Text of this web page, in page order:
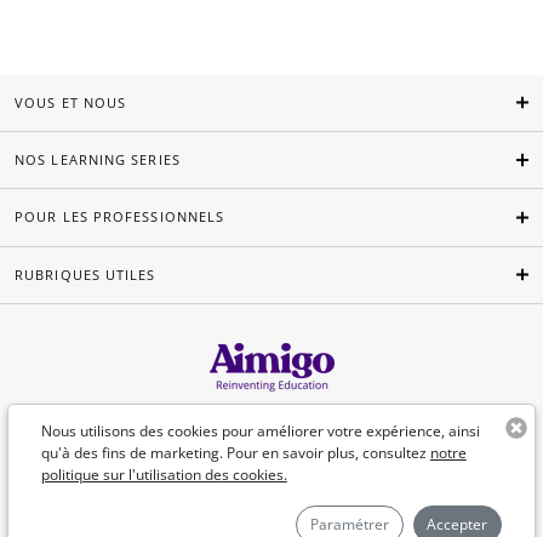
Nous utilisons des cookies pour améliorer votre expérience, ainsi
qu'à des fins de marketing. Pour en savoir plus, consultez notre
politique sur l'utilisation des cookies.
Paramétrer Accepter
VOUS ET NOUS
NOS LEARNING SERIES
POUR LES PROFESSIONNELS
RUBRIQUES UTILES
Français
©Aimigo 2026